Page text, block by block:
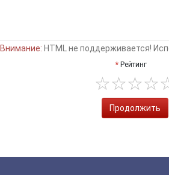
Внимание: HTML не поддерживается!
Рейтинг
Продолжить